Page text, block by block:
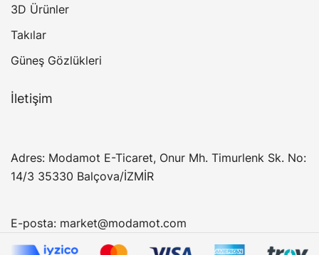
3D Ürünler
Takılar
Güneş Gözlükleri
İletişim
Adres: Modamot E-Ticaret, Onur Mh. Timurlenk Sk. No:
14/3 35330 Balçova/İZMİR
E-posta: market@modamot.com